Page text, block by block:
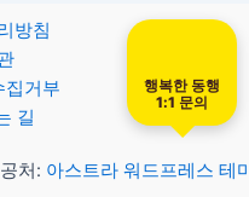
방침
집거부
길
처: 아스트라 워드프레스 테
행복한 동행
1:1 문의